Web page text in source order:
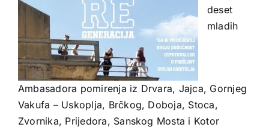
deset
mladih
Ambasadora pomirenja iz Drvara, Jajca, Gornjeg
Vakufa – Uskoplja, Brčkog, Doboja, Stoca,
Zvornika, Prijedora, Sanskog Mosta i Kotor